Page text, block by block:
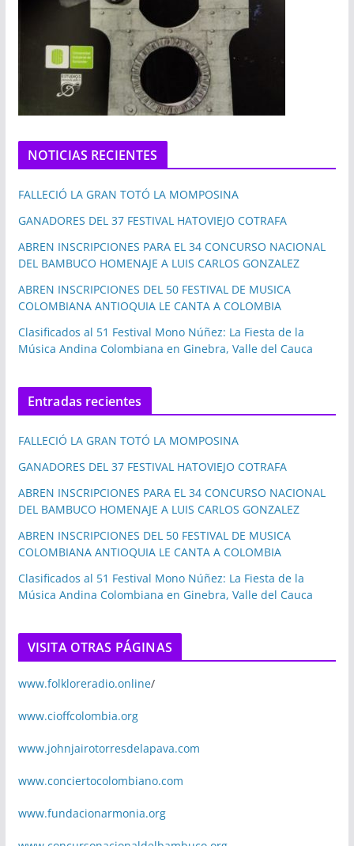
NOTICIAS RECIENTES
FALLECIÓ LA GRAN TOTÓ LA MOMPOSINA
GANADORES DEL 37 FESTIVAL HATOVIEJO COTRAFA
ABREN INSCRIPCIONES PARA EL 34 CONCURSO NACIONAL
DEL BAMBUCO HOMENAJE A LUIS CARLOS GONZALEZ
ABREN INSCRIPCIONES DEL 50 FESTIVAL DE MUSICA
COLOMBIANA ANTIOQUIA LE CANTA A COLOMBIA
Clasificados al 51 Festival Mono Núñez: La Fiesta de la
Música Andina Colombiana en Ginebra, Valle del Cauca
Entradas recientes
FALLECIÓ LA GRAN TOTÓ LA MOMPOSINA
GANADORES DEL 37 FESTIVAL HATOVIEJO COTRAFA
ABREN INSCRIPCIONES PARA EL 34 CONCURSO NACIONAL
DEL BAMBUCO HOMENAJE A LUIS CARLOS GONZALEZ
ABREN INSCRIPCIONES DEL 50 FESTIVAL DE MUSICA
COLOMBIANA ANTIOQUIA LE CANTA A COLOMBIA
Clasificados al 51 Festival Mono Núñez: La Fiesta de la
Música Andina Colombiana en Ginebra, Valle del Cauca
VISITA OTRAS PÁGINAS
www.folkloreradio.online/
www.cioffcolombia.org
www.johnjairotorresdelapava.com
www.conciertocolombiano.com
www.fundacionarmonia.org